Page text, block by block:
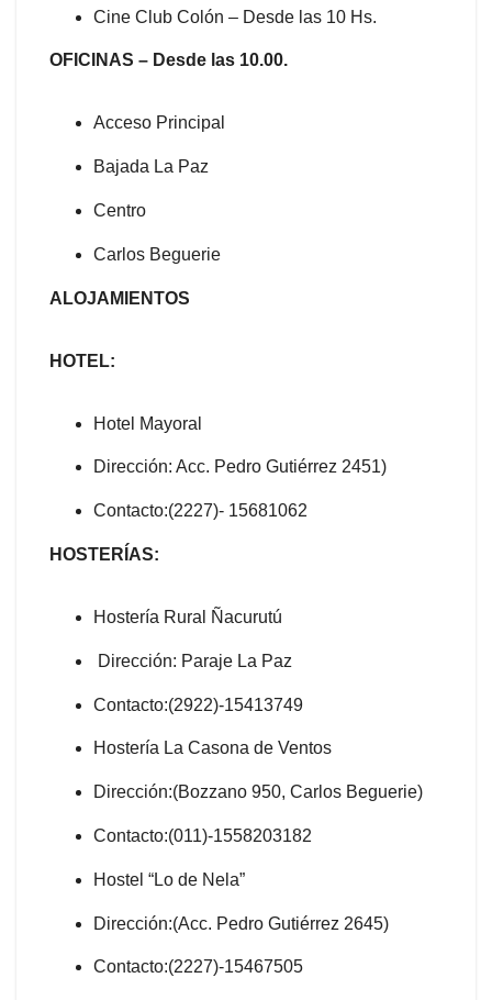
Cine Club Colón – Desde las 10 Hs.
OFICINAS – Desde las 10.00.
Acceso Principal
Bajada La Paz
Centro
Carlos Beguerie
ALOJAMIENTOS
HOTEL:
Hotel Mayoral
Dirección: Acc. Pedro Gutiérrez 2451)
Contacto:(2227)- 15681062
HOSTERÍAS:
Hostería Rural Ñacurutú
Dirección: Paraje La Paz
Contacto:(2922)-15413749
Hostería La Casona de Ventos
Dirección:(Bozzano 950, Carlos Beguerie)
Contacto:(011)-1558203182
Hostel “Lo de Nela”
Dirección:(Acc. Pedro Gutiérrez 2645)
Contacto:(2227)-15467505